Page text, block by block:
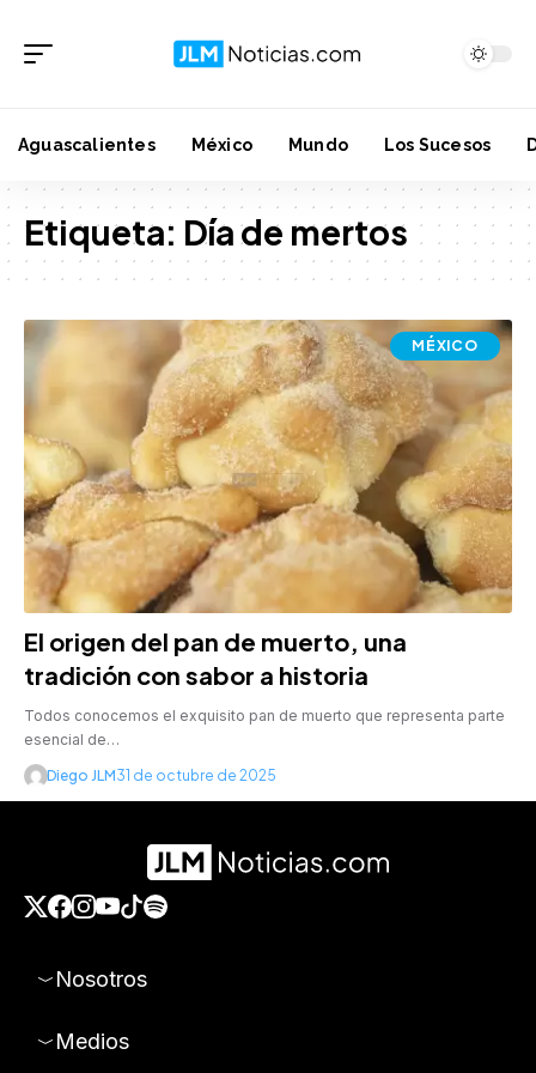
Aguascalientes México Mundo Los Sucesos
Etiqueta: Día de mertos
MÉXICO
El origen del pan de muerto, una
tradición con sabor a historia
Todos conocemos el exquisito pan de muerto que representa parte
esencial de…
Diego JLM31 de octubre de 2025
Nosotros
Medios